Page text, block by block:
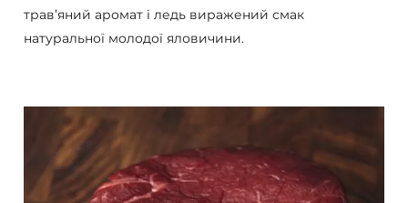
трав’яний аромат і ледь виражений смак
натуральної молодої яловичини.